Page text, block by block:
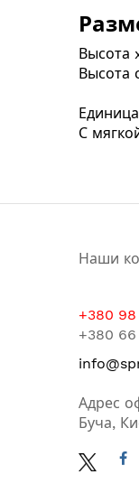
Высота
Высота
С
Наши
+380
+380 66
Адрес
Буча,